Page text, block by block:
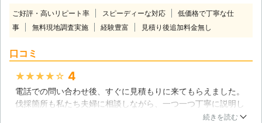
を】 細く低い樹木なら、ご自身で伐
採することも可能です。しかし何mと
いう樹木になりますと、伐採には大き
行うことはコストカットにはなります
が、それ以上にデメリットも多い作業
です。あまり無理をせずに、私たちに
せください。 【当社のご提供サービ
ス】 当社では、大きくなった木の剪
が、責任をもって丁寧に作業させてい
ただきますので、ご安心ください。年
間管理など、毎年リピートしてくださ
ご好評・高いリピート率 スピーディーな対応
低価格で丁寧な仕
事
無料現地調査実施 経験豊富 見積り後追加料金無し
口コミ
★★★★★ 4
電話での問い合わせ後、すぐに見積もりに来てもらえました。
伐採箇所も私たち夫婦に相談しながら、一つ一つ丁寧に説明し
て決めてもらえたのがとても印象が良かったです。いざ自分で
続きを読む